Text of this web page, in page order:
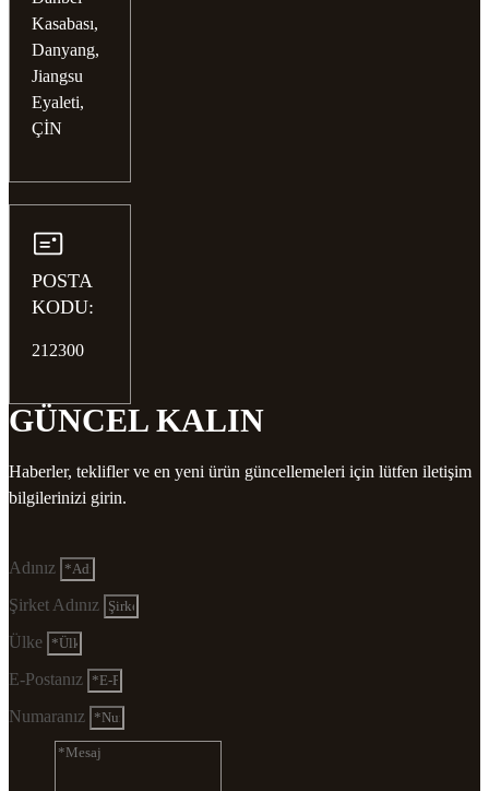
Kasabası,
Danyang,
Jiangsu
Eyaleti,
ÇİN
POSTA
KODU:
212300
GÜNCEL KALIN
Haberler, teklifler ve en yeni ürün güncellemeleri için lütfen iletişim
bilgilerinizi girin.
Adınız
Şirket Adınız
Ülke
E-Postanız
Numaranız